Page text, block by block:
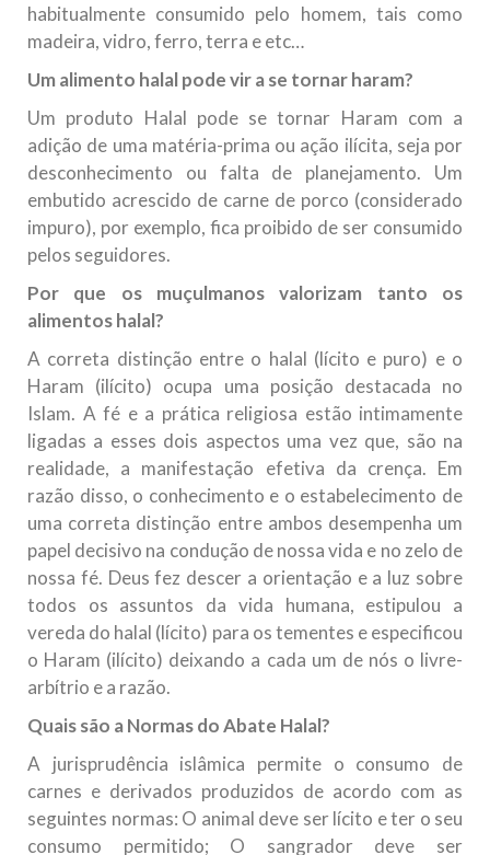
habitualmente consumido pelo homem, tais como
madeira, vidro, ferro, terra e etc…
Um alimento halal pode vir a se tornar haram?
Um produto Halal pode se tornar Haram com a
adição de uma matéria-prima ou ação ilícita, seja por
desconhecimento ou falta de planejamento. Um
embutido acrescido de carne de porco (considerado
impuro), por exemplo, fica proibido de ser consumido
pelos seguidores.
Por que os muçulmanos valorizam tanto os
alimentos halal?
A correta distinção entre o halal (lícito e puro) e o
Haram (ilícito) ocupa uma posição destacada no
Islam. A fé e a prática religiosa estão intimamente
ligadas a esses dois aspectos uma vez que, são na
realidade, a manifestação efetiva da crença. Em
razão disso, o conhecimento e o estabelecimento de
uma correta distinção entre ambos desempenha um
papel decisivo na condução de nossa vida e no zelo de
nossa fé. Deus fez descer a orientação e a luz sobre
todos os assuntos da vida humana, estipulou a
vereda do halal (lícito) para os tementes e especificou
o Haram (ilícito) deixando a cada um de nós o livre-
arbítrio e a razão.
Quais são a Normas do Abate Halal?
A jurisprudência islâmica permite o consumo de
carnes e derivados produzidos de acordo com as
seguintes normas: O animal deve ser lícito e ter o seu
consumo permitido; O sangrador deve ser